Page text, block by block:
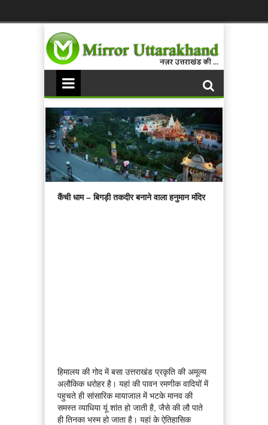
कैंची धाम – बिगड़ी तकदीर बनाने वाला हनुमान मंदिर
हिमालय की गोद में बसा उत्तराखंड प्रकृति की अमूल्य
अलौकिक धरोहर है। यहां की पावन रमणीक वादियों में
पहुचते ही सांसारिक मायाजाल में भटके मानव की
समस्त व्याधिया यूं शांत हो जाती है, जैसे की लौ पाते
ही तिनका भस्म हो जाता है। यहां के ऐतिहासिक